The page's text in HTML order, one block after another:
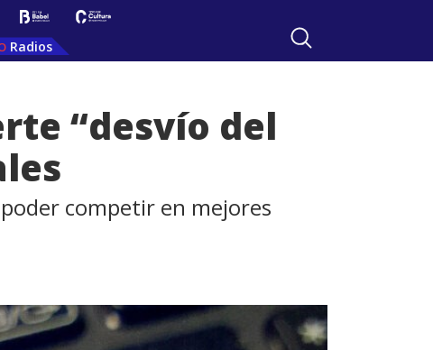
Radios
“desvío del
competir en mejores